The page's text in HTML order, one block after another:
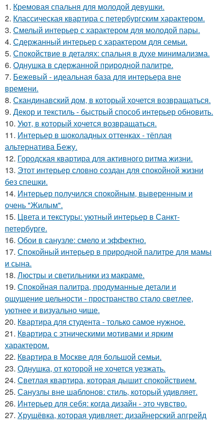
1. Кремовая спальня для молодой девушки.
2. Классическая квартира с петербургским характером.
3. Смелый интерьер с характером для молодой пары.
4. Сдержанный интерьер с характером для семьи.
5. Спокойствие в деталях: спальня в духе минимализма.
6. Однушка в сдержанной природной палитре.
7. Бежевый - идеальная база для интерьера вне
времени.
8. Скандинавский дом, в который хочется возвращаться.
9. Декор и текстиль - быстрый способ интерьер обновить.
10. Уют, в который хочется возвращаться.
11. Интерьер в шоколадных оттенках - тёплая
альтернатива Бежу.
12. Городская квартира для активного ритма жизни.
13. Этот интерьер словно создан для спокойной жизни
без спешки.
14. Интерьер получился спокойным, выверенным и
очень "Жилым".
15. Цвета и текстуры: уютный интерьер в Санкт-
петербурге.
16. Обои в санузле: смело и эффектно.
17. Спокойный интерьер в природной палитре для мамы
и сына.
18. Люстры и светильники из макраме.
19. Спокойная палитра, продуманные детали и
ощущение цельности - пространство стало светлее,
уютнее и визуально чище.
20. Квартира для студента - только самое нужное.
21. Квартира с этническими мотивами и ярким
характером.
22. Квартира в Москве для большой семьи.
23. Однушка, от которой не хочется уезжать.
24. Светлая квартира, которая дышит спокойствием.
25. Санузлы вне шаблонов: стиль, который удивляет.
26. Интерьер для себя: когда дизайн - это чувство.
27. Хрущёвка, которая удивляет: дизайнерский апгрейд